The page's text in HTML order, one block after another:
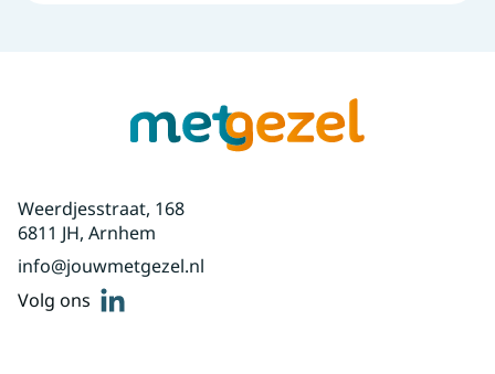
Weerdjesstraat, 168
6811 JH, Arnhem
info@jouwmetgezel.nl
Volg ons linkedin